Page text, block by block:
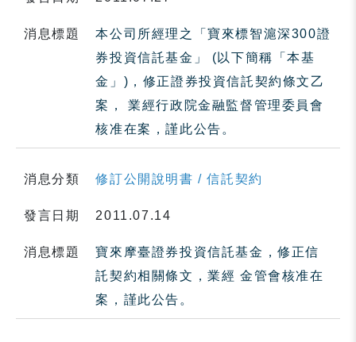
消息標題
本公司所經理之「寶來標智滬深300證
券投資信託基金」 (以下簡稱「本基
金」)，修正證券投資信託契約條文乙
案， 業經行政院金融監督管理委員會
核准在案，謹此公告。
消息分類 修訂公開說明書 / 信託契約
發言日期 2011.07.14
消息標題
寶來摩臺證券投資信託基金，修正信
託契約相關條文，業經 金管會核准在
案，謹此公告。